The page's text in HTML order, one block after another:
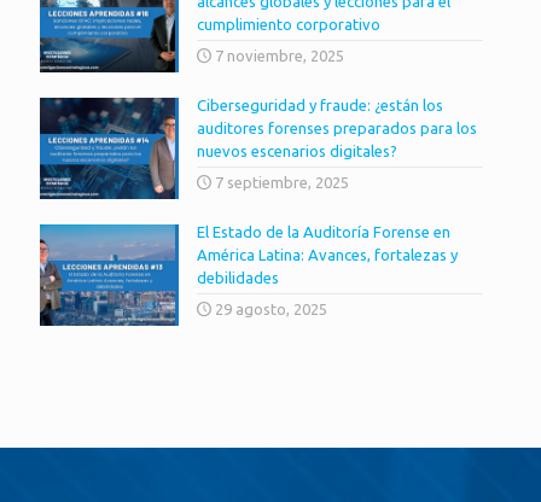
cumplimiento corporativo
7 noviembre, 2025
Ciberseguridad y fraude: ¿están los
auditores forenses preparados para los
nuevos escenarios digitales?
7 septiembre, 2025
El Estado de la Auditoría Forense en
América Latina: Avances, fortalezas y
debilidades
29 agosto, 2025